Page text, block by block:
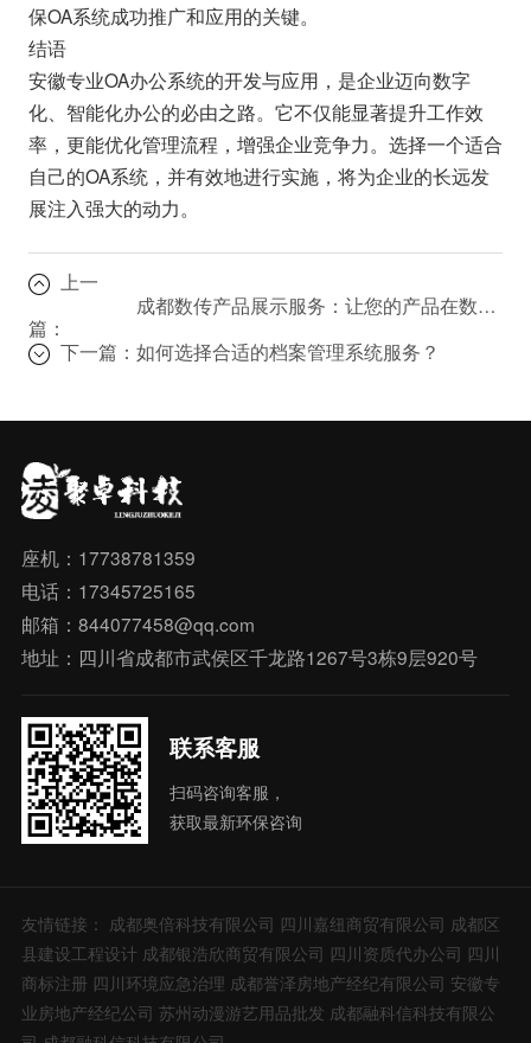
保OA系统成功推广和应用的关键。
结语
安徽专业OA办公系统的开发与应用，是企业迈向数字
化、智能化办公的必由之路。它不仅能显著提升工作效
率，更能优化管理流程，增强企业竞争力。选择一个适合
自己的OA系统，并有效地进行实施，将为企业的长远发
展注入强大的动力。
上一
篇：
成都数传产品展示服务：让您的产品在数字时代脱颖而出
下一篇：如何选择合适的档案管理系统服务？
座机：17738781359
电话：17345725165
邮箱：844077458@qq.com
地址：四川省成都市武侯区千龙路1267号3栋9层920号
联系客服
扫码咨询客服，
获取最新环保咨询
友情链接： 成都奥倍科技有限公司 四川嘉纽商贸有限公司 成都区
县建设工程设计 成都银浩欣商贸有限公司 四川资质代办公司 四川
商标注册 四川环境应急治理 成都誉泽房地产经纪有限公司 安徽专
业房地产经纪公司 苏州动漫游艺用品批发 成都融科信科技有限公